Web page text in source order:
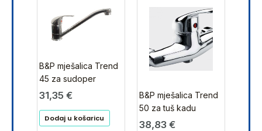
B&P mješalica Trend
45 za sudoper
31,35 €
Dodaj u košaricu
B&P mješalica Trend
50 za tuš kadu
38,83 €